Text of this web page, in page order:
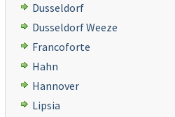
Dusseldorf
Dusseldorf Weeze
Francoforte
Hahn
Hannover
Lipsia